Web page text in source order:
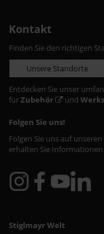
Kontakt
Finden Sie den richtigen
Unsere Standorte
Entdecken Sie unser
fürZubehör und
Folgen Sie uns!
Folgen Sie uns auf
erhalten Sie
Stiglmayr Welt